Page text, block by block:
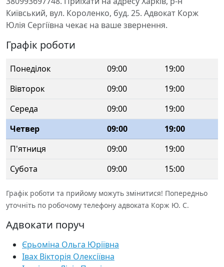
Київський, вул. Короленко, буд. 25. Адвокат Корж
Юлія Сергіївна чекає на ваше звернення.
Графік роботи
Понеділок 09:00
19:00
Вівторок
09:00
19:00
Середа
09:00
19:00
Четвер
09:00
19:00
П'ятниця
09:00
19:00
Субота
09:00 15:00
Графік роботи та прийому можуть змінитися! Попередньо
уточніть по робочому телефону адвоката Корж Ю. С.
Адвокати поруч
Єрьоміна Ольга Юріївна
Івах Вікторія Олексіївна